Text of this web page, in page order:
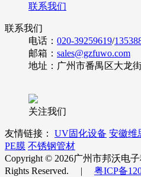
联系我们
联系我们
电话： 020-39259619/
邮箱： sales@gzfuwo.com
地址：广州市番禺区大龙
关注我们
友情链接： UV固化设备 安徽维
PE膜 不锈钢管材
Copyright © 2026广州市邦沃电
Rights Reserved. | 粤ICP备